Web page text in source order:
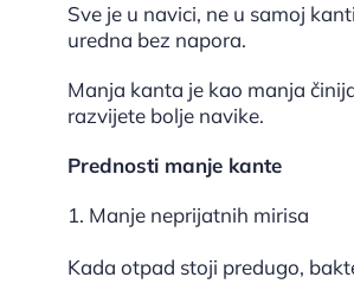
Sve je u navici, ne u samoj
uredna bez napora.
Manja kanta je kao manja
razvijete bolje navike.
Prednosti manje kante
1. Manje neprijatnih mirisa
Kada otpad stoji predugo,